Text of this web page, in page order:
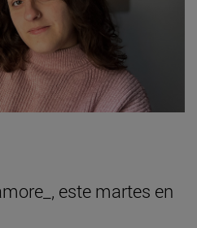
este martes en